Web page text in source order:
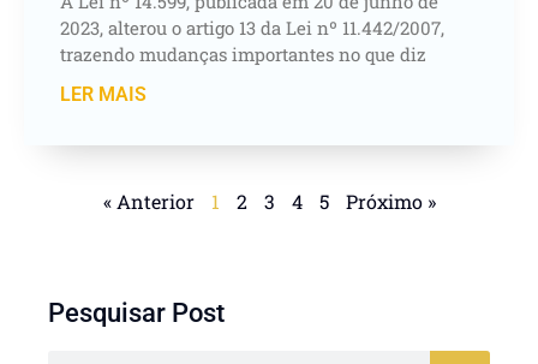
2023, alterou o artigo 13 da Lei nº 11.442/2007,
trazendo mudanças importantes no que diz
LER MAIS
« Anterior 1 2 3 4 5 Próximo »
Pesquisar Post